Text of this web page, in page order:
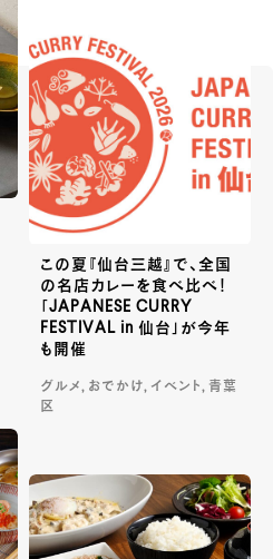
この夏『仙台三越』で、全国
の名店カレーを食べ比べ！
「JAPANESE CURRY
FESTIVAL in 仙台」が今年
も開催
グルメ, おでかけ, イベント, 青葉
区